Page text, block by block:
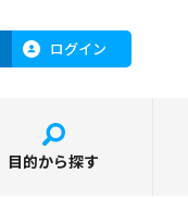
ログイン
目的から探す